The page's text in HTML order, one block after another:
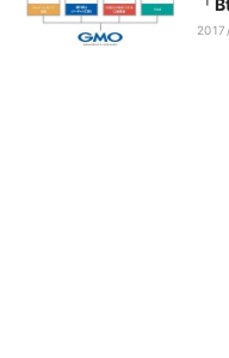
「